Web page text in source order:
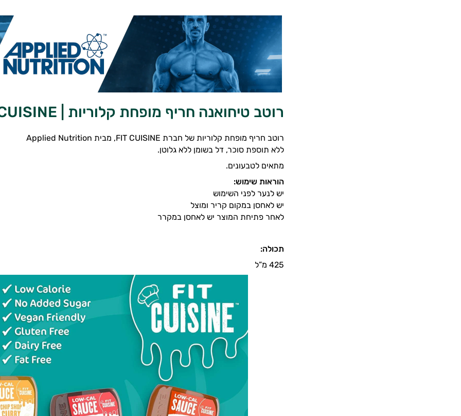
רוטב טיחואנה חריף מופחת קלוריות | FIT CUISINE
רוטב חריף מופחת קלוריות של חברת FIT CUISINE, מבית Applied Nutrition
ללא תוספת סוכר, דל בשומן ללא גלוטן.
מתאים לטבעונים.
הוראות שימוש:
יש לנער לפני השימוש
יש לאחסן במקום קריר ומוצל
לאחר פתיחת המוצר יש לאחסן במקרר
תכולה:
425 מ”ל